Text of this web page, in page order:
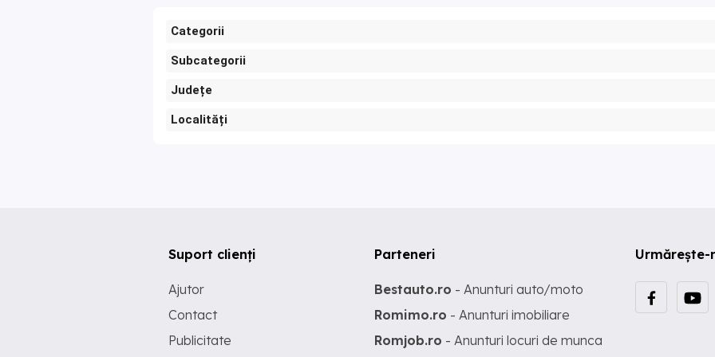
Categorii
Subcategorii
Județe
Localități
Urmărește-
Suport clienți
Ajutor
Contact
Publicitate
Parteneri
Bestauto.ro - Anunturi auto/moto
Romimo.ro - Anunturi imobiliare
Romjob.ro - Anunturi locuri de munca